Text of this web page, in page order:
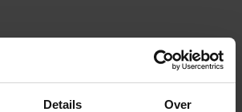
Details Over